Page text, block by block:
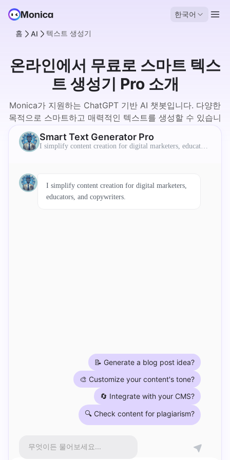
한국어
홈 AI 텍스트 생성기
온라인에서 무료로 스마트 텍스
트 생성기 Pro 소개
Monica가 지원하는 ChatGPT 기반 AI 챗봇입니다. 다양한
목적으로 스마트하고 매력적인 텍스트를 생성할 수 있습니
Smart Text Generator Pro
I simplify content creation for digital marketers, educator
I simplify content creation for digital marketers,
educators, and copywriters.
📝 Generate a blog post idea?
🎨 Customize your content's tone?
🔄 Integrate with your CMS?
🔍 Check content for plagiarism?
무엇이든 물어보세요...